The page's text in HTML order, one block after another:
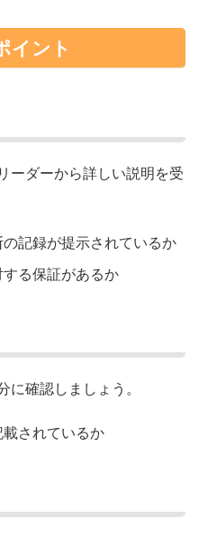
イント
ーダーから詳しい説明を受
記録が提示されているか
る保証があるか
に確認しましょう。
されているか